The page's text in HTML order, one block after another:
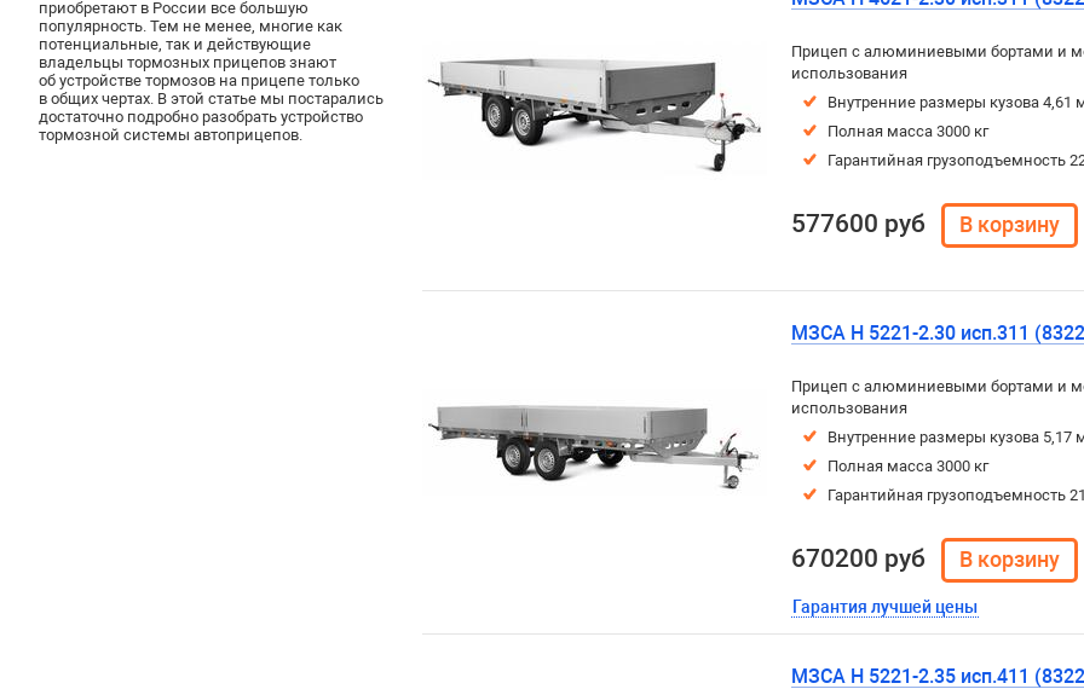
Прицеп с алюминиевыми бортами и
использования
Внутренние размеры кузова 4,61
Полная масса 3000 кг
Гарантийная грузоподъемность
577600 руб
МЗСА H 5221-2.30 исп.311
Прицеп с алюминиевыми бортами и
использования
Внутренние размеры кузова 5,17
Полная масса 3000 кг
Гарантийная грузоподъемность
670200 руб
Гарантия лучшей цены
МЗСА H 5221-2.35 исп.411
приобретают в России все большую
популярность. Тем не менее, многие как
потенциальные, так и действующие
владельцы тормозных прицепов знают
об устройстве тормозов на прицепе только
в общих чертах. В этой статье мы постарались
достаточно подробно разобрать устройство
тормозной системы автоприцепов.